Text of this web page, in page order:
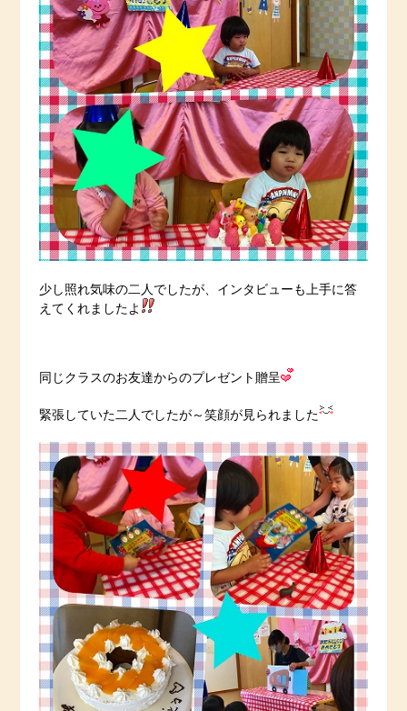
少し照れ気味の二人でしたが、インタビューも上手に答
えてくれましたよ
同じクラスのお友達からのプレゼント贈呈
緊張していた二人でしたが～笑顔が見られました